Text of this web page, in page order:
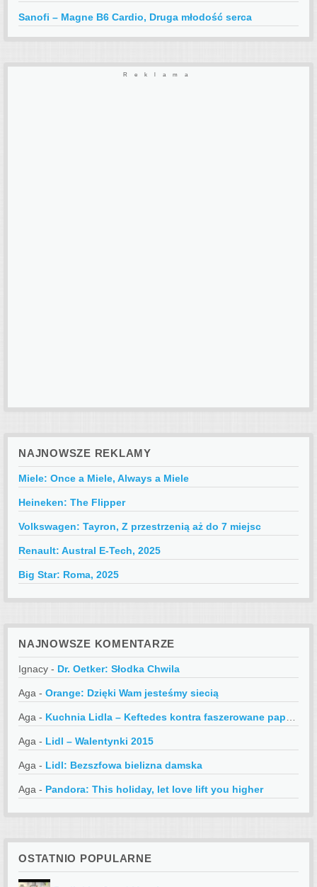
Sanofi – Magne B6 Cardio, Druga młodość serca
Reklama
NAJNOWSZE REKLAMY
Miele: Once a Miele, Always a Miele
Heineken: The Flipper
Volkswagen: Tayron, Z przestrzenią aż do 7 miejsc
Renault: Austral E-Tech, 2025
Big Star: Roma, 2025
NAJNOWSZE KOMENTARZE
Ignacy - Dr. Oetker: Słodka Chwila
Aga - Orange: Dzięki Wam jesteśmy siecią
Aga - Kuchnia Lidla – Keftedes kontra faszerowane papryczki
Aga - Lidl – Walentynki 2015
Aga - Lidl: Bezszfowa bielizna damska
Aga - Pandora: This holiday, let love lift you higher
OSTATNIO POPULARNE